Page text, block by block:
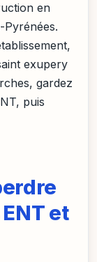
en
Pyrénées.
exupery
gardez
puis
et